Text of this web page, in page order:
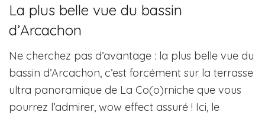
La plus belle vue du bassin
d’Arcachon
Ne cherchez pas d’avantage : la plus belle vue du
bassin d’Arcachon, c’est forcément sur la terrasse
ultra panoramique de La Co(o)rniche que vous
pourrez l’admirer, wow effect assuré ! Ici, le